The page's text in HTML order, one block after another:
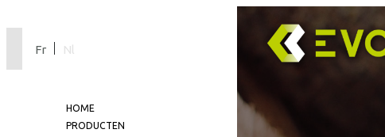
Fr Nl
HOME
PRODUCTEN